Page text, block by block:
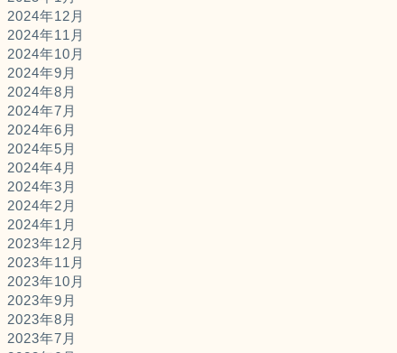
2024年12月
2024年11月
2024年10月
2024年9月
2024年8月
2024年7月
2024年6月
2024年5月
2024年4月
2024年3月
2024年2月
2024年1月
2023年12月
2023年11月
2023年10月
2023年9月
2023年8月
2023年7月